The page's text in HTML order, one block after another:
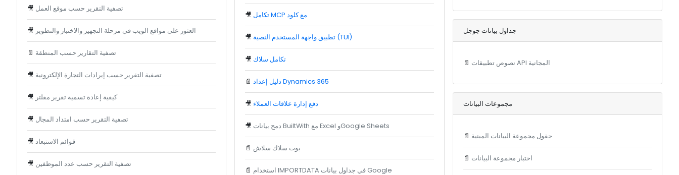
🎥 تصفية التقرير حسب موقع العمل
🎥 العثور على مواقع الويب في مرحلة التجهيز والاختبار والتطوير
📄 تصفية التقارير حسب المنطقة
🎥 تصفية التقرير حسب إيرادات التجارة الإلكترونية
🎥 كيفية إعادة تسمية تقرير مفلتر
🎥 تصفية التقرير حسب امتداد المجال
🎥 قوائم الاستبعاد
🎥 تصفية التقرير حسب عدد الموظفين
🎥 تكامل MCP مع كلود
🎥 تطبيق واجهة المستخدم النصية (TUI)
🎥 تكامل سلاك
📄 دليل إعداد Dynamics 365
🎥 دفع إدارة علاقات العملاء
🎥 دمج بيانات BuiltWith مع Excel وGoogle Sheets
📄 بوت سلاك سلاش
📄 استخدام IMPORTDATA في جداول بيانات Google
جداول بيانات جوجل
📄 نصوص تطبيقات API المجانية
مجموعات البيانات
📄 حقول مجموعة البيانات المبنية
📄 اختبار مجموعة البيانات